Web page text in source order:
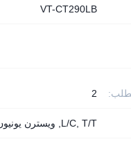
VT-CT290LB
2
L/C, T/T, ويسترن يونيون